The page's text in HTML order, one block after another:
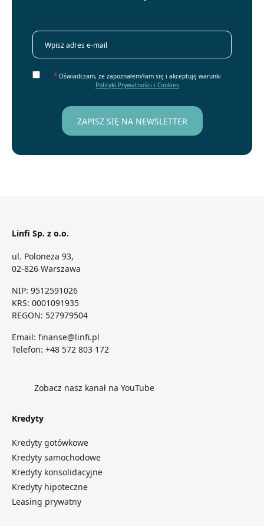
* Oświadczam, że zapoznałem/łam się i akceptuję warunki
Polityki Prywatności i Cookies
Linfi Sp. z o.o.
ul. Poloneza 93,
02-826 Warszawa
NIP: 9512591026
KRS: 0001091935
REGON: 527979504
Email: finanse@linfi.pl
Telefon: +48 572 803 172
Zobacz nasz kanał na YouTube
Kredyty
Kredyty gotówkowe
Kredyty samochodowe
Kredyty konsolidacyjne
Kredyty hipoteczne
Leasing prywatny